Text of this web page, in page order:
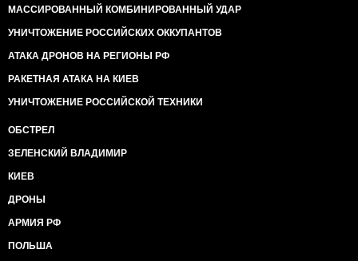
МАССИРОВАННЫЙ КОМБИНИРОВАННЫЙ УДАР
УНИЧТОЖЕНИЕ РОССИЙСКИХ ОККУПАНТОВ
АТАКА ДРОНОВ НА РЕГИОНЫ РФ
РАКЕТНАЯ АТАКА НА КИЕВ
УНИЧТОЖЕНИЕ РОССИЙСКОЙ ТЕХНИКИ
ОБСТРЕЛ
ЗЕЛЕНСКИЙ ВЛАДИМИР
КИЕВ
ДРОНЫ
АРМИЯ РФ
ПОЛЬША